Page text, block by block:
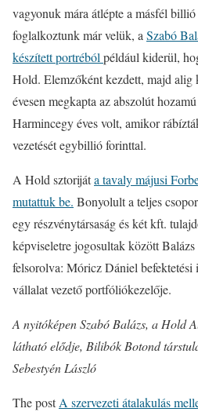
vagyonuk mára átlépte a másfél
foglalkoztunk már velük, a Szabó
készített portréból például kiderül,
Hold. Elemzőként kezdett, majd alig
évesen megkapta az abszolút
Harmincegy éves volt, amikor
vezetését egybillió forinttal.
A Hold sztorijáta tavaly májusi
mutattuk be. Bonyolult a teljes
egy részvénytársaság és két kft.
képviseletre jogosultak között
felsorolva: Móricz Dániel befektetési
vállalat vezető portfóliókezelője.
A nyitóképen Szabó Balázs, a Hold
látható elődje, Bilibók Botond
Sebestyén László
The postA szervezeti átalakulás